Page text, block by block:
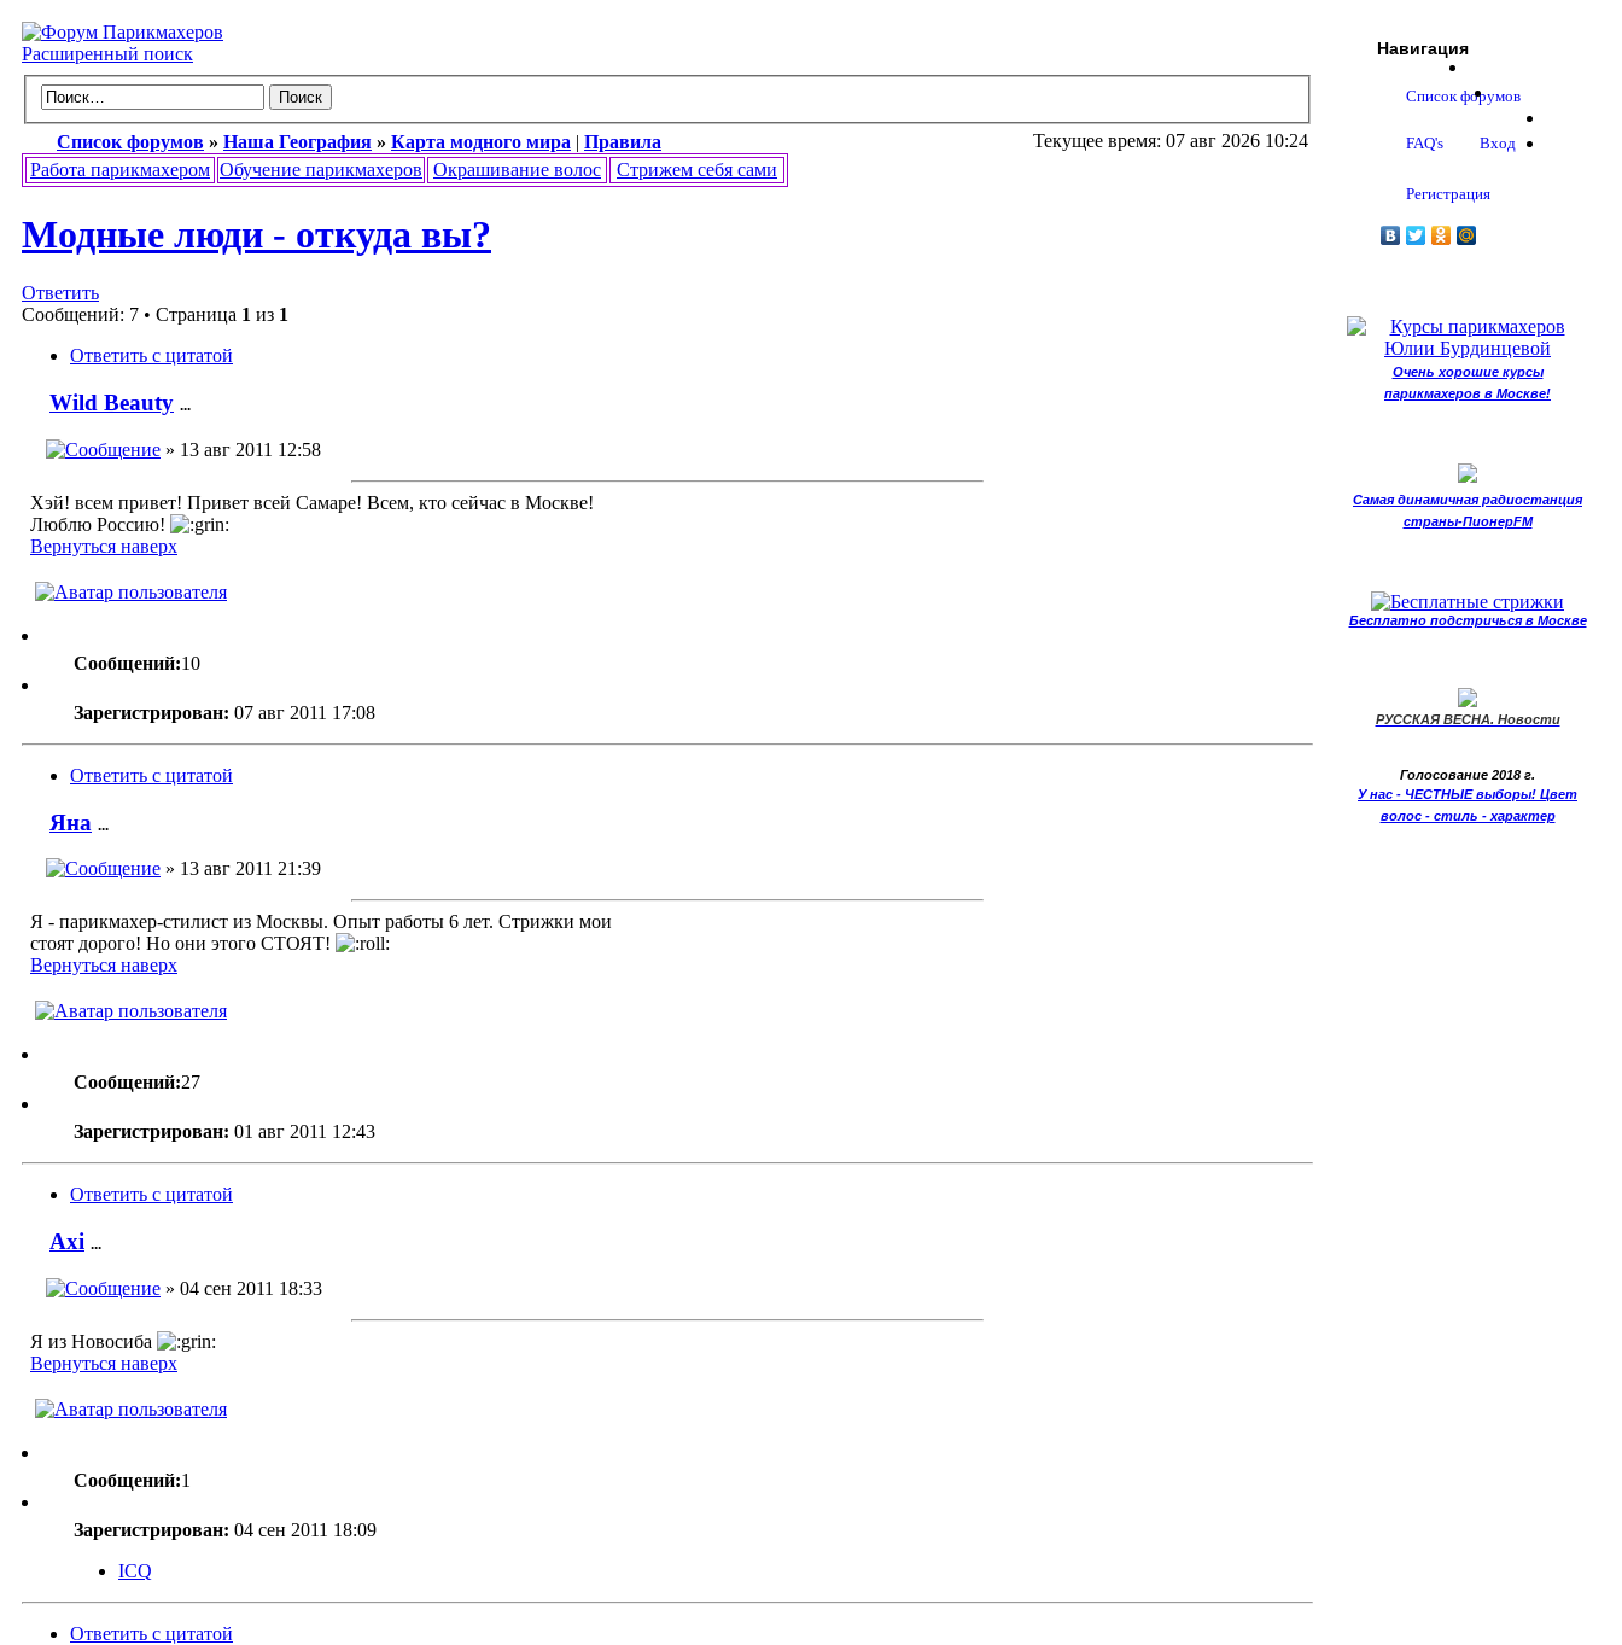
Расширенный поиск
Список форумов » Наша География » Карта модного мира | Правила
Текущее время: 07 авг 2026 10:24
Работа парикмахером Обучение парикмахеров Окрашивание волос Стрижем себя сами
Модные люди - откуда вы?
Ответить
Сообщений: 7 • Страница 1 из 1
Ответить с цитатой
Wild Beauty ...
» 13 авг 2011 12:58
Хэй! всем привет! Привет всей Самаре! Всем, кто сейчас в Москве!
Люблю Россию!
Вернуться наверх
Сообщений:10
Зарегистрирован: 07 авг 2011 17:08
Ответить с цитатой
Яна ...
» 13 авг 2011 21:39
Я - парикмахер-стилист из Москвы. Опыт работы 6 лет. Стрижки мои
стоят дорого! Но они этого СТОЯТ!
Вернуться наверх
Сообщений:27
Зарегистрирован: 01 авг 2011 12:43
Ответить с цитатой
Axi ...
» 04 сен 2011 18:33
Я из Новосиба
Вернуться наверх
Сообщений:1
Зарегистрирован: 04 сен 2011 18:09
ICQ
Ответить с цитатой
Навигация
Список форумов
FAQ's Вход
Регистрация
Очень хорошие курсы
парикмахеров в Москве!
Самая динамичная радиостанция
страны-ПионерFM
Бесплатно подстричься в Москве
РУССКАЯ ВЕСНА. Новости
Голосование 2018 г.
У нас - ЧЕСТНЫЕ выборы! Цвет
волос - стиль - характер